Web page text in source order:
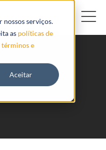
nossos serviços.
as políticas de
términos e
Aceitar